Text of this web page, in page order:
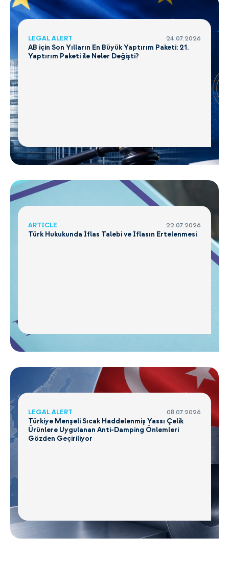
LEGAL ALERT 24.07.2026
AB için Son Yılların En Büyük Yaptırım Paketi: 21.
Yaptırım Paketi ile Neler Değişti?
ARTICLE 22.07.2026
Türk Hukukunda İflas Talebi ve İflasın Ertelenmesi
LEGAL ALERT 08.07.2026
Türkiye Menşeli Sıcak Haddelenmiş Yassı Çelik
Ürünlere Uygulanan Anti-Damping Önlemleri
Gözden Geçiriliyor